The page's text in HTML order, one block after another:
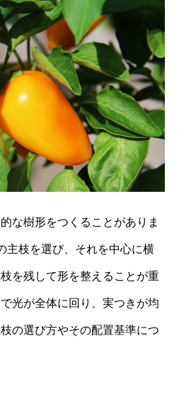
な樹形をつくることがありま
主枝を選び、それを中心に横
を残して形を整えることが重
光が全体に回り、実つきが均
の選び方やその配置基準につ